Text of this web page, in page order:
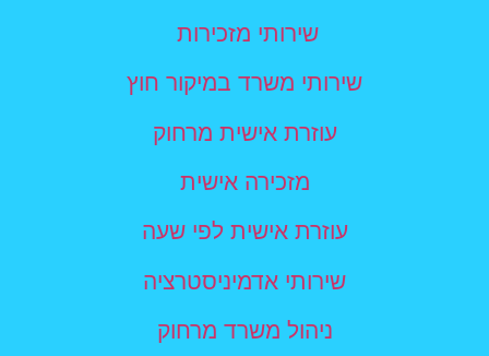
שירותי מזכירות
שירותי משרד במיקור חוץ
עוזרת אישית מרחוק
מזכירה אישית
עוזרת אישית לפי שעה
שירותי אדמיניסטרציה
ניהול משרד מרחוק